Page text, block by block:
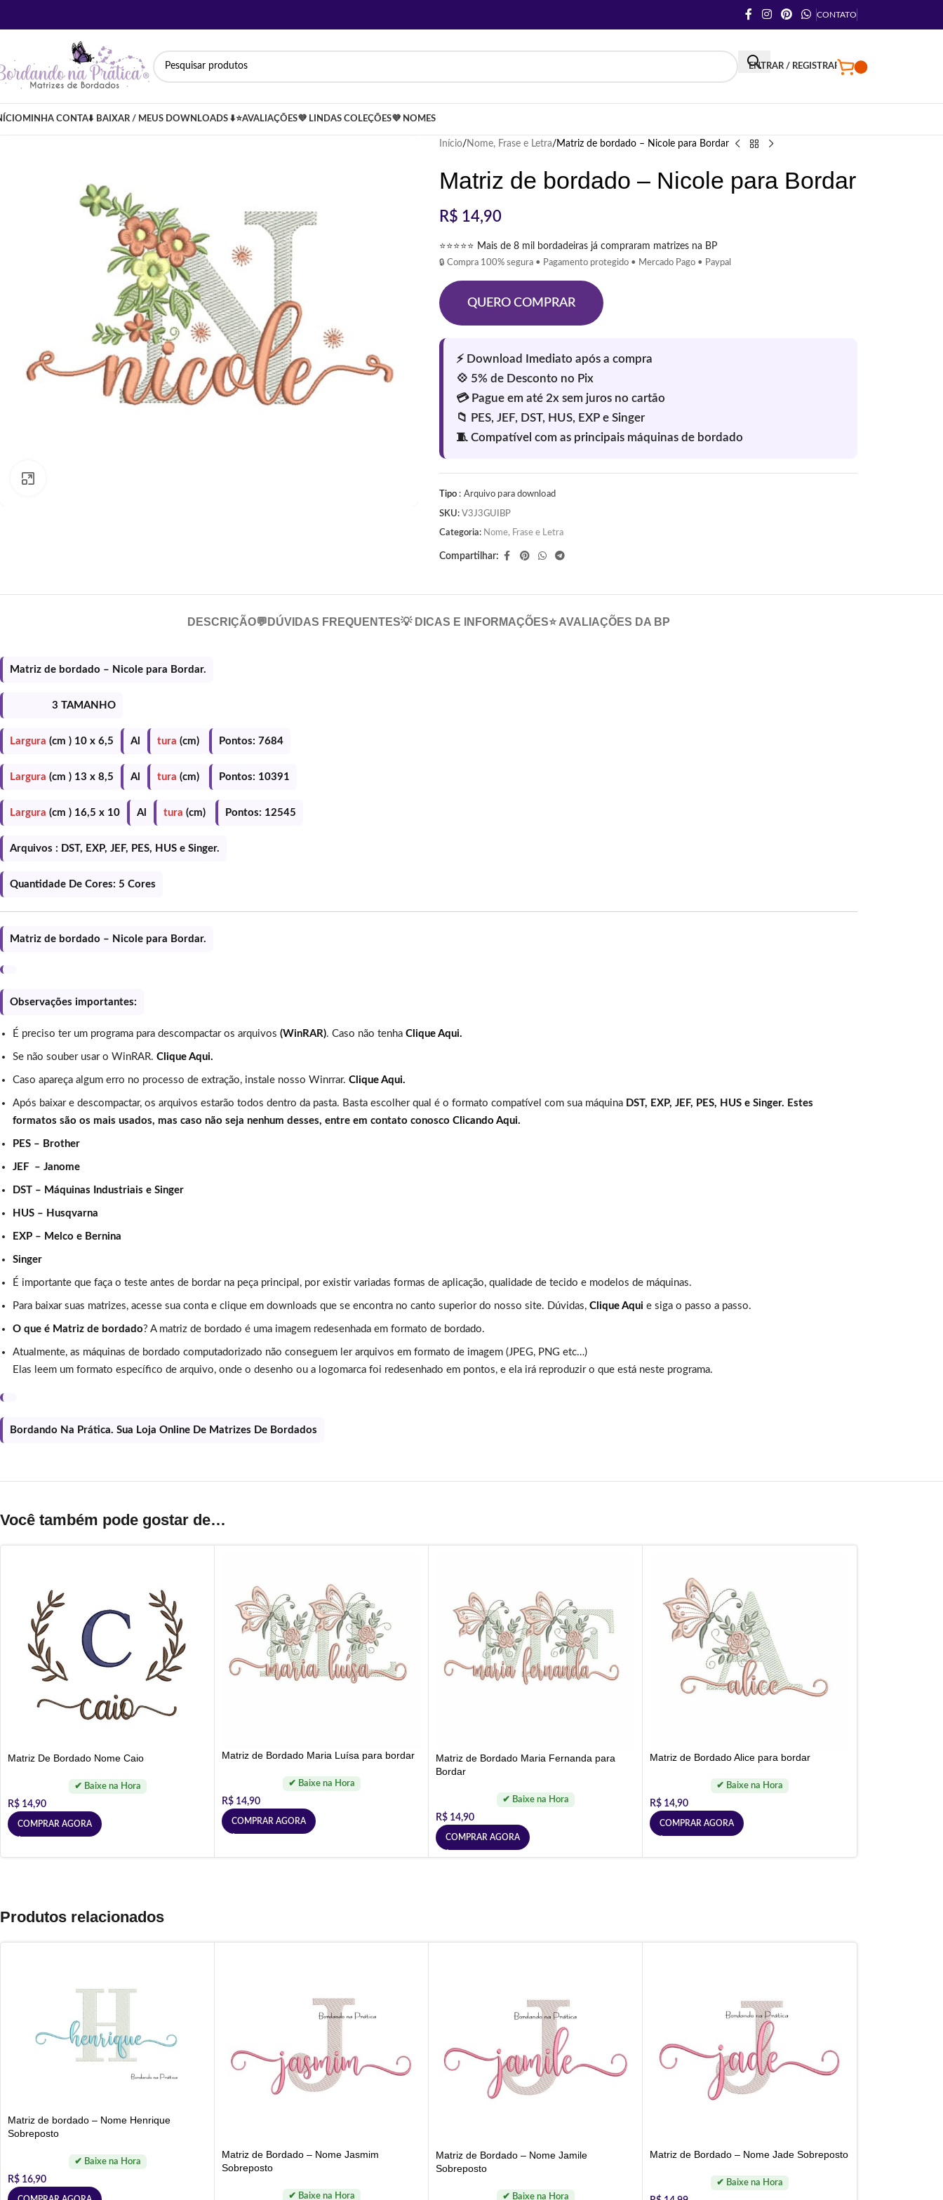
CONTATO
ENTRAR / REGISTRAR
MINHA CONTA⬇️ BAIXAR / MEUS DOWNLOADS ⬇️⭐AVALIAÇÕES💜 LINDAS COLEÇÕES💜 NOMES
Início Nome, Frase e Letra Matriz de bordado – Nicole para Bordar
Matriz de bordado – Nicole para Bordar
R$ 14,90
⭐⭐⭐⭐⭐ Mais de 8 mil bordadeiras já compraram matrizes na BP
🔒 Compra 100% segura • Pagamento protegido • Mercado Pago • Paypal
QUERO COMPRAR
Tipo : Arquivo para download
SKU: V3J3GUIBP
Categoria: Nome, Frase e Letra
Compartilhar:
DESCRIÇÃO💬DÚVIDAS FREQUENTES💡 DICAS E INFORMAÇÕES⭐ AVALIAÇÕES DA BP
Matriz de bordado – Nicole para Bordar.
3 TAMANHO
Largura (cm ) 10 x 6,5 Al tura (cm) Pontos: 7684
Largura (cm ) 13 x 8,5 Al tura (cm) Pontos: 10391
Largura (cm ) 16,5 x 10 Al tura (cm) Pontos: 12545
Arquivos : DST, EXP, JEF, PES, HUS e Singer.
Quantidade De Cores: 5 Cores
Matriz de bordado – Nicole para Bordar.
Observações importantes:
É preciso ter um programa para descompactar os arquivos (WinRAR). Caso não tenha Clique Aqui.
Se não souber usar o WinRAR. Clique Aqui.
Caso apareça algum erro no processo de extração, instale nosso Winrrar. Clique Aqui.
Após baixar e descompactar, os arquivos estarão todos dentro da pasta. Basta escolher qual é o formato compatível com sua máquina DST, EXP, JEF, PES, HUS e Singer. Estes
formatos são os mais usados, mas caso não seja nenhum desses, entre em contato conosco Clicando Aqui.
PES – Brother
JEF – Janome
DST – Máquinas Industriais e Singer
HUS – Husqvarna
EXP – Melco e Bernina
Singer
É importante que faça o teste antes de bordar na peça principal, por existir variadas formas de aplicação, qualidade de tecido e modelos de máquinas.
Para baixar suas matrizes, acesse sua conta e clique em downloads que se encontra no canto superior do nosso site. Dúvidas, Clique Aqui e siga o passo a passo.
O que é Matriz de bordado? A matriz de bordado é uma imagem redesenhada em formato de bordado.
Atualmente, as máquinas de bordado computadorizado não conseguem ler arquivos em formato de imagem (JPEG, PNG etc…)
Elas leem um formato específico de arquivo, onde o desenho ou a logomarca foi redesenhado em pontos, e ela irá reproduzir o que está neste programa.
Bordando Na Prática. Sua Loja Online De Matrizes De Bordados
Você também pode gostar de…
Matriz De Bordado Nome Caio
R$ 14,90
COMPRAR AGORA
Matriz de Bordado Maria Luísa para bordar
R$ 14,90
COMPRAR AGORA
Matriz de Bordado Maria Fernanda para
Bordar
R$ 14,90
COMPRAR AGORA
Matriz de Bordado Alice para bordar
R$ 14,90
COMPRAR AGORA
Produtos relacionados
Matriz de bordado – Nome Henrique
Sobreposto
R$ 16,90
Matriz de Bordado – Nome Jasmim
Sobreposto
Matriz de Bordado – Nome Jamile
Sobreposto
Matriz de Bordado – Nome Jade Sobreposto